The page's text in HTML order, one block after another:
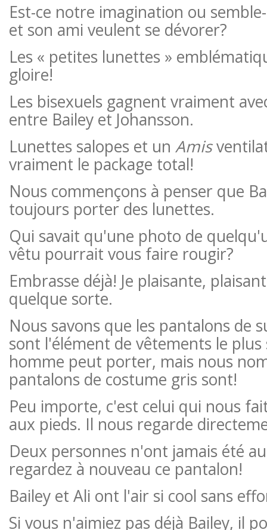
Est-ce notre imagination ou
et son ami veulent se dévorer?
Les « petites lunettes »
gloire!
Les bisexuels gagnent vraiment
entre Bailey et Johansson.
Lunettes salopes et un Amis
vraiment le package total!
Nous commençons à penser que
toujours porter des lunettes.
Qui savait qu'une photo de
vêtu pourrait vous faire rougir?
Embrasse déjà! Je plaisante,
quelque sorte.
Nous savons que les pantalons de
sont l'élément de vêtements le
homme peut porter, mais nous
pantalons de costume gris sont!
Peu importe, c'est celui qui nous
aux pieds. Il nous regarde
Deux personnes n'ont jamais été
regardez à nouveau ce pantalon!
Bailey et Ali ont l'air si cool sans
Si vous n'aimiez pas déjà Bailey, il